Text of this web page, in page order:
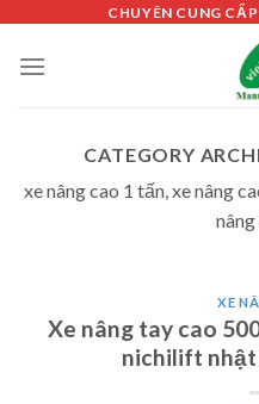
content
CHUYÊN CUNG
CATEGORY
xe nâng cao 1 tấn, xe nâng
XE
Xe nâng tay cao
nichilift nhật